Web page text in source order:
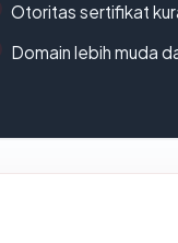
Otoritas sertifikat
Domain lebih muda